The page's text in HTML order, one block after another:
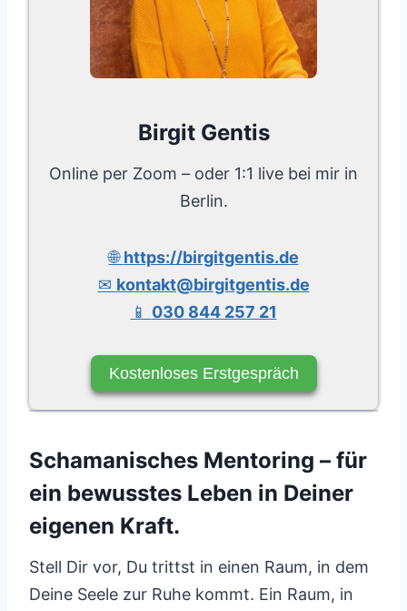
Birgit Gentis
Online per Zoom – oder 1:1 live bei mir in
Berlin.
🌐https://birgitgentis.de
✉ kontakt@birgitgentis.de
📱 030 844 257 21
Kostenloses Erstgespräch
Schamanisches Mentoring – für
ein bewusstes Leben in Deiner
eigenen Kraft.
Stell Dir vor, Du trittst in einen Raum, in dem
Deine Seele zur Ruhe kommt. Ein Raum, in